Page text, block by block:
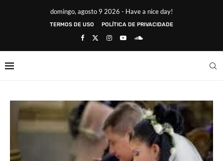
domingo, agosto 9 2026 - Have a nice day!
TERMOS DE USO POLÍTICA DE PRIVACIDADE